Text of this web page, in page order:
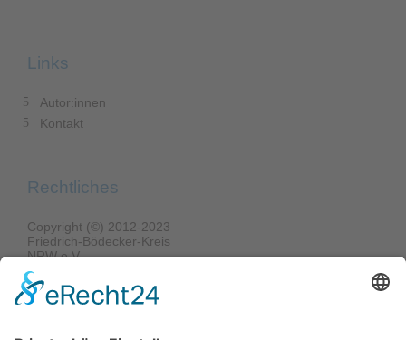
Links
Autor:innen
Kontakt
Rechtliches
Copyright (©) 2012-2023
Friedrich-Bödecker-Kreis
NRW e.V.
Alle Rechte vorbehalten.
Verantwortlich für den Inhalt: